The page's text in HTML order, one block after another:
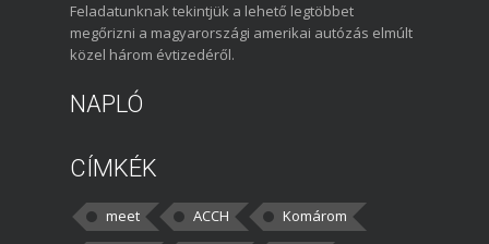
Feladatunknak tekintjük a lehető legtöbbet
megőrizni a magyarországi amerikai autózás elmúlt
közel három évtizedéről.
NAPLÓ
CÍMKÉK
meet ACCH
Komárom